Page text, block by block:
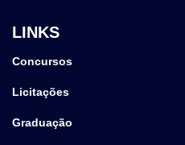
LINKS
Concursos
Licitações
Graduação